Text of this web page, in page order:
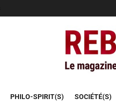
PHILO-SPIRIT(S) SOCIÉTÉ(S)